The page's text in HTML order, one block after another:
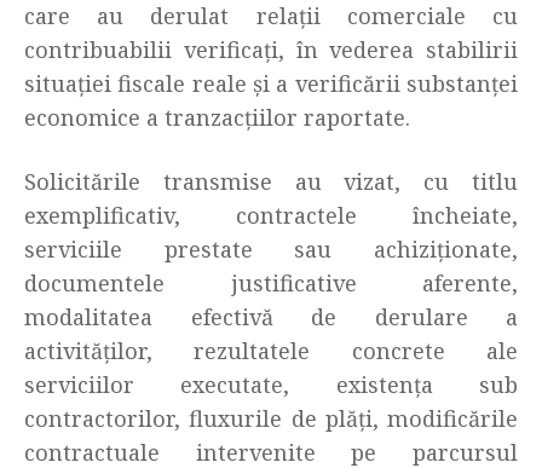
care au derulat relații comerciale cu
contribuabilii verificați, în vederea stabilirii
situației fiscale reale și a verificării substanței
economice a tranzacțiilor raportate.
Solicitările transmise au vizat, cu titlu
exemplificativ, contractele încheiate,
serviciile prestate sau achiziționate,
documentele justificative aferente,
modalitatea efectivă de derulare a
activităților, rezultatele concrete ale
serviciilor executate, existența sub
contractorilor, fluxurile de plăți, modificările
contractuale intervenite pe parcursul